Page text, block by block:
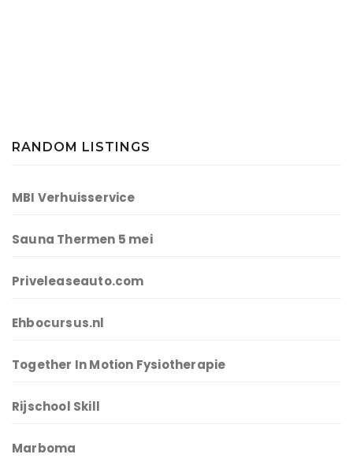
RANDOM LISTINGS
MBI Verhuisservice
Sauna Thermen 5 mei
Priveleaseauto.com
Ehbocursus.nl
Together In Motion Fysiotherapie
Rijschool Skill
Marboma